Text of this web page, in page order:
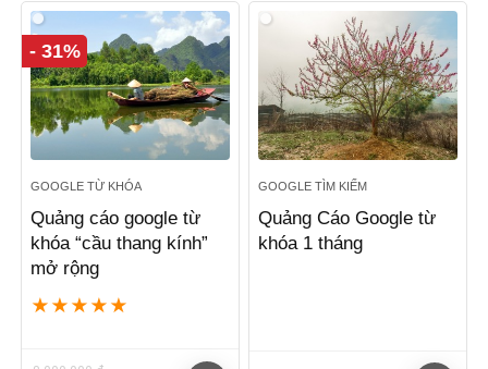
18.900.000 ₫.là:
15.000.000 ₫.
18.660.000 ₫.là:
10.127.000 ₫.
- 31%
GOOGLE TỪ KHÓA
Quảng cáo google từ
khóa “cầu thang kính”
mở rộng
★ ★ ★ ★ ★
GOOGLE TÌM KIẾM
Quảng Cáo Google từ
khóa 1 tháng